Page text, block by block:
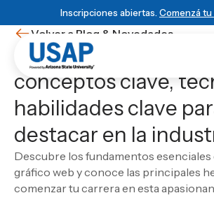
Inscripciones abiertas. Comenzá
Oferta académica
Primer ingreso
Sobre USAP
Blog & Novedades
Matricula virtual
Campus Virtual
Escuela de Ciencias Informáticas
¿Ya sabés que estudiar?
Matrículas online
Primer Ingreso
Traslado universitario
Reuniones informativas
Test de orientación
Solicitá más información
HISTORIA USAP
Historia de USAP
Educación STEM
Liderazgo y normas
Cátedra Rafael Heliodoro Valle
DUX Escuela de Negocios y
POWERED BY ASU
Arizona State University
Programa 4+1
Vinculación Externa
BLOG & NOVEDADES
Blog
Noticias
Eventos
Novedades
Ver todas las entradas
Volver a Blog & Novedades
Diseño gráfico web:
conceptos clave,
habilidades clave
destacar en la
Descubre los fundamentos esenciales
gráfico web y conoce las principales
comenzar tu carrera en esta